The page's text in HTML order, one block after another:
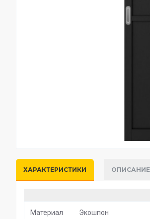
ХАРАКТЕРИСТИКИ ОПИСАНИЕ
Материал Экошпон